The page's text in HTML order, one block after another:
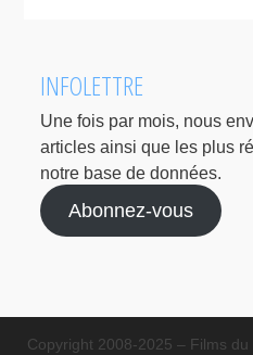
INFOLETTRE
Une fois par mois, nous
articles ainsi que les plus
notre base de données.
Abonnez-vous
Copyright 2008-2025 – Films du